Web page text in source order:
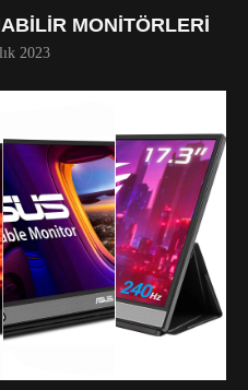
MONITÖRLERI
2023